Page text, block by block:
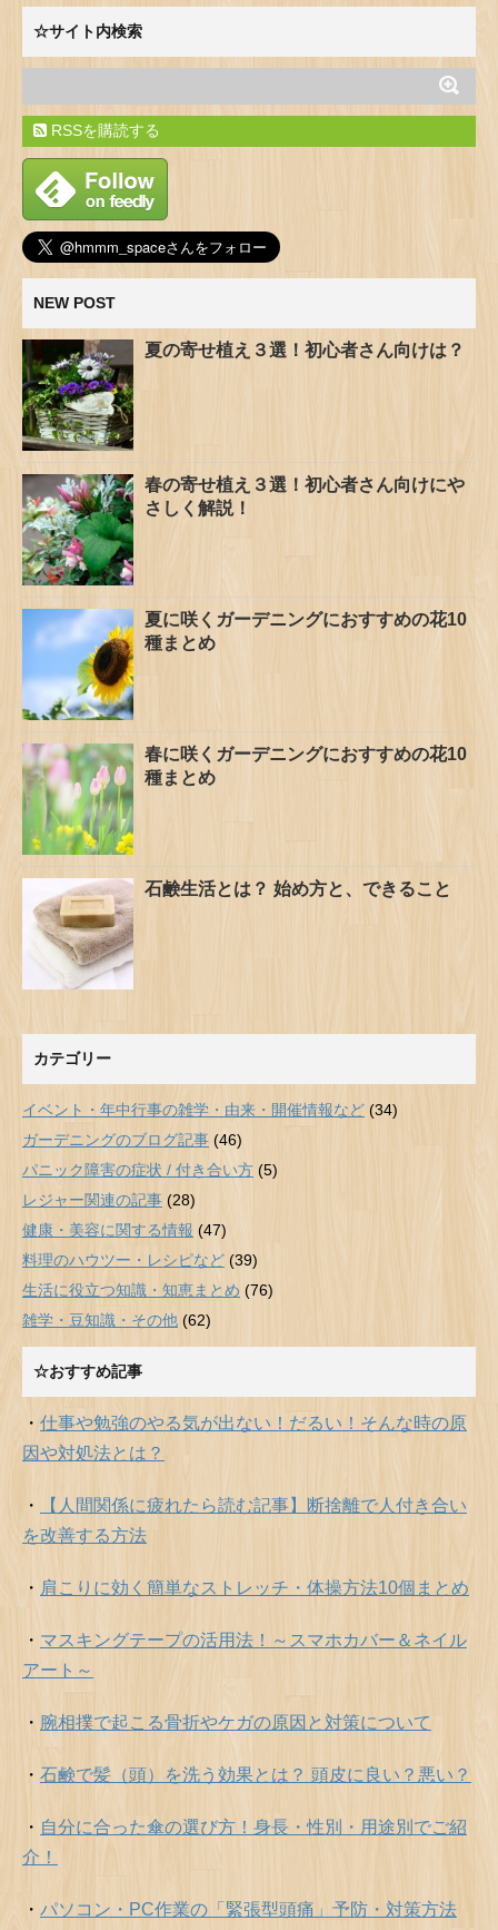
☆サイト内検索
RSSを購読する
NEW POST
夏の寄せ植え３選！初心者さん向けは？
春の寄せ植え３選！初心者さん向けにや
さしく解説！
夏に咲くガーデニングにおすすめの花10
種まとめ
春に咲くガーデニングにおすすめの花10
種まとめ
石鹸生活とは？ 始め方と、できること
カテゴリー
イベント・年中行事の雑学・由来・開催情報など (34)
ガーデニングのブログ記事 (46)
パニック障害の症状 / 付き合い方 (5)
レジャー関連の記事 (28)
健康・美容に関する情報 (47)
料理のハウツー・レシピなど (39)
生活に役立つ知識・知恵まとめ (76)
雑学・豆知識・その他 (62)
☆おすすめ記事
・ 仕事や勉強のやる気が出ない！だるい！そんな時の原
因や対処法とは？
・
【人間関係に疲れたら読む記事】断捨離で人付き合い
を改善する方法
・ 肩こりに効く簡単なストレッチ・体操方法10個まとめ
・ マスキングテープの活用法！～スマホカバー＆ネイル
アート～
・ 腕相撲で起こる骨折やケガの原因と対策について
・ 石鹸で髪（頭）を洗う効果とは？ 頭皮に良い？悪い？
・ 自分に合った傘の選び方！身長・性別・用途別でご紹
介！
・ パソコン・PC作業の「緊張型頭痛」予防・対策方法